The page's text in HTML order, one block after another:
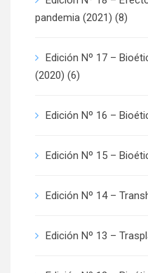
pandemia (2021) (8)
Edición Nº 17 –
(2020) (6)
Edición Nº 16 –
Edición Nº 15 –
Edición Nº 14 –
Edición Nº 13 –